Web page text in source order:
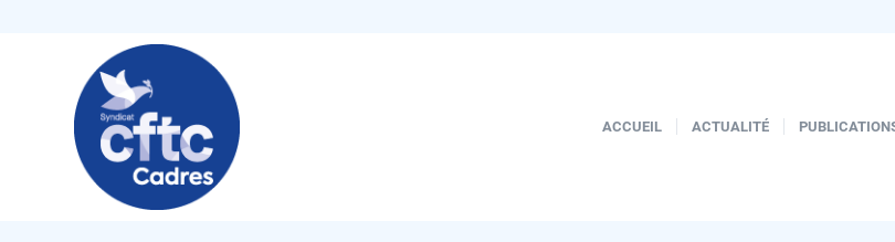
ACCUEIL ACTUALITÉ